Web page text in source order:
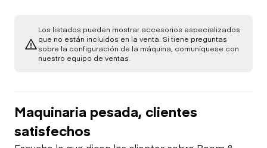
Aire Acondicionado
Fugas de Aceite
Combustible
Fugas del Sistema
Chequeo de
Chequeo de
Función Limitada
Chasis
Chequeo de
Función Limitada
Los listados pueden mostrar accesorios especializados
que no están incluidos en la venta. Si tiene preguntas
sobre la configuración de la máquina, comuníquese con
nuestro equipo de ventas.
Maquinaria pesada, clientes
satisfechos